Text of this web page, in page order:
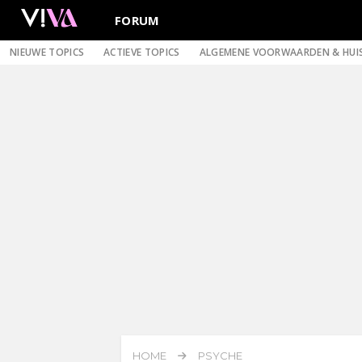
FORUM
NIEUWE TOPICS ACTIEVE TOPICS ALGEMENE VOORWAARDEN &
HOME PSYCHE